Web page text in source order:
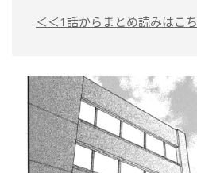
＜＜1話からまとめ読みはこち